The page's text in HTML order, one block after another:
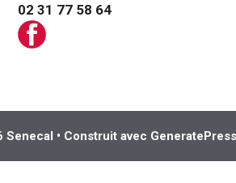
02 31 77 58 64
Senecal • Construit avec GeneratePress